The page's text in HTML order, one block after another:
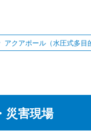
アクアポール（水圧式多目
災害現場